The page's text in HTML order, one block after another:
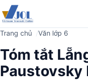
Trang chủ Văn lớp 6
Tóm tắt
Paustovsky